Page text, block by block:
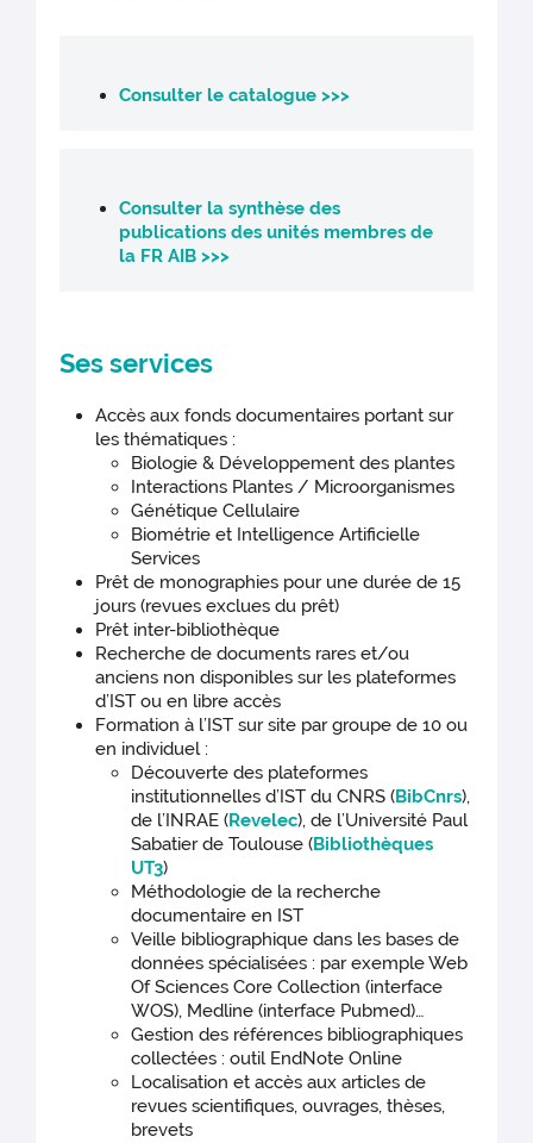
Consulter le catalogue >>>
Consulter la synthèse des
publications des unités membres de
la FR AIB >>>
Ses services
Accès aux fonds documentaires portant sur
les thématiques :
Biologie & Développement des plantes
Interactions Plantes / Microorganismes
Génétique Cellulaire
Biométrie et Intelligence Artificielle
Services
Prêt de monographies pour une durée de 15
jours (revues exclues du prêt)
Prêt inter-bibliothèque
Recherche de documents rares et/ou
anciens non disponibles sur les plateformes
d’IST ou en libre accès
Formation à l’IST sur site par groupe de 10 ou
en individuel :
Découverte des plateformes
institutionnelles d’IST du CNRS (BibCnrs),
de l’INRAE (Revelec), de l’Université Paul
Sabatier de Toulouse (Bibliothèques
UT3)
Méthodologie de la recherche
documentaire en IST
Veille bibliographique dans les bases de
données spécialisées : par exemple Web
Of Sciences Core Collection (interface
WOS), Medline (interface Pubmed)…
Gestion des références bibliographiques
collectées : outil EndNote Online
Localisation et accès aux articles de
revues scientifiques, ouvrages, thèses,
brevets